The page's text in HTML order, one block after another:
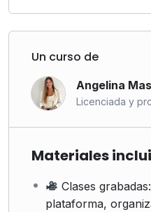
Un curso de
Angelina
Licenciada y
Materiales
Clases
plataforma,